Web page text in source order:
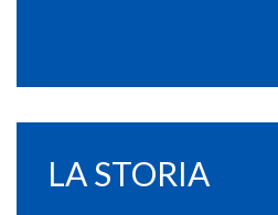
LA STORIA